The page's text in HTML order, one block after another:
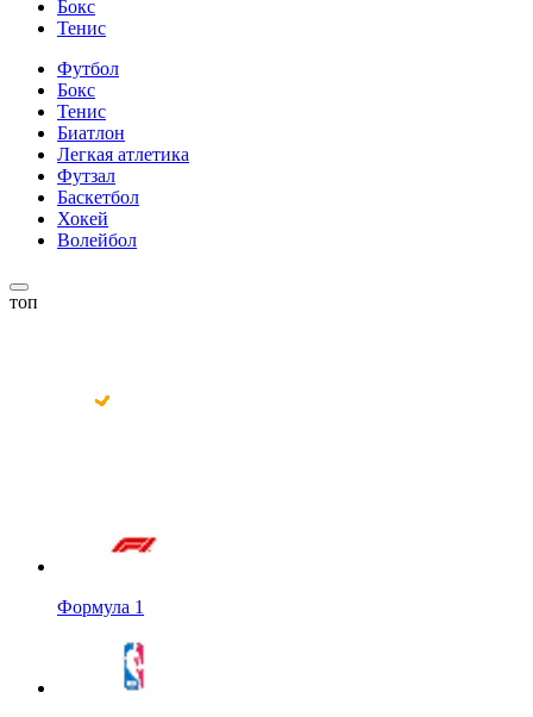
Бокс
Тенис
Футбол
Бокс
Тенис
Биатлон
Легкая атлетика
Футзал
Баскетбол
Хокей
Волейбол
топ
Формула 1